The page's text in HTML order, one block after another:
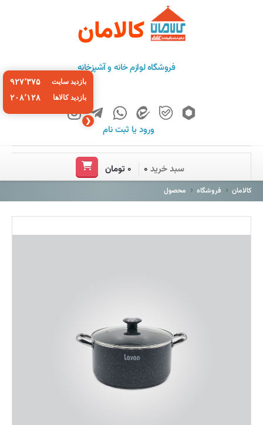
کالامان
فروشگاه لوازم خانه و آشپزخانه
ورودیا ثبت نام
فروشگاه
باشگاه مشتریان
سبد خرید ۰ ۰ تومان
کالامان فروشگاه محصول
❮
بازدید سایت ۹۲۷٬۳۷۵
بازدید کالاها ۲۰۸٬۱۲۸